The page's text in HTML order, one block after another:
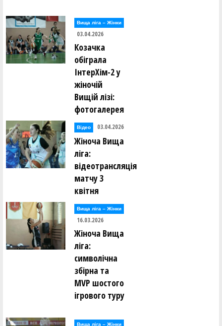
Вища лiга – Жiнки
03.04.2026
Козачка
обіграла
ІнтерХім-2 у
жіночій
Вищій лізі:
фотогалерея
Відео 03.04.2026
Жіноча Вища
ліга:
відеотрансляція
матчу 3
квітня
Вища лiга – Жiнки
16.03.2026
Жіноча Вища
ліга:
символічна
збірна та
MVP шостого
ігрового туру
Вища лiга – Жiнки